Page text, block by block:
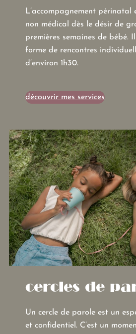
L’accompagnement périnatal
non médical dès le désir de
premières semaines de bébé.
forme de rencontres
d’environ 1h30.
découvrir mes services
cercles de
Un cercle de parole est un
et confidentiel. C’est un